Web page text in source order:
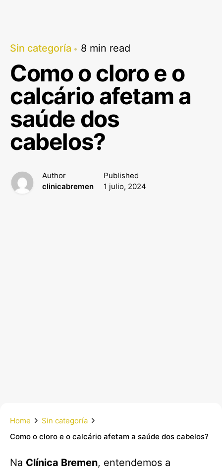
Sin categoría 8 min read
Como o cloro e o
calcário afetam a
saúde dos
cabelos?
Author
clinicabremen
Published
1 julio, 2024
Home
Sin categoría
Como o cloro e o calcário afetam a saúde dos cabelos?
Na Clínica Bremen, entendemos a